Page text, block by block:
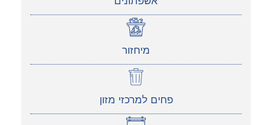
מיחזור
פחים למרכזי מזון